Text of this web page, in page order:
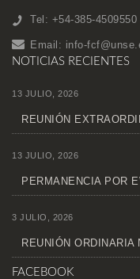
Tel: +54-385-4509550
Email: info-
NOTICIAS RECIENTES
13 JULIO, 2026
REUNIÓN
13 JULIO, 2026
PERMANENCIA POR
3 JULIO, 2026
REUNIÓN ORDINARIA
FACEBOOK